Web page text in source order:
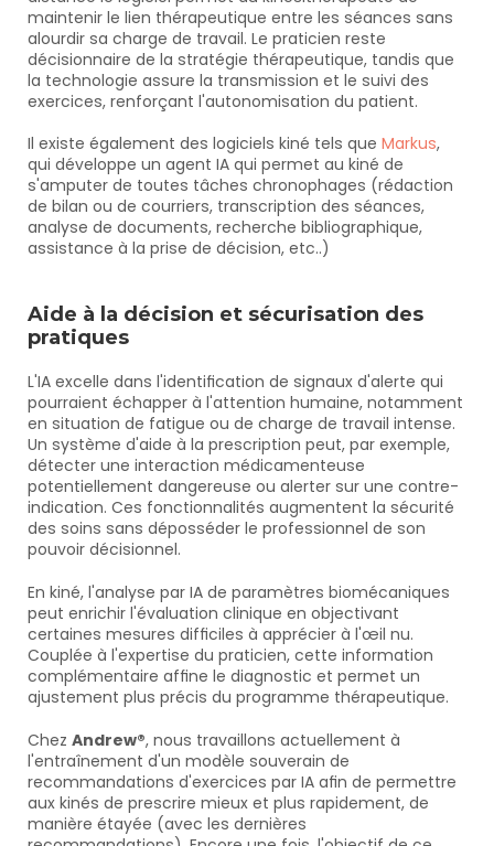
maintenir le lien thérapeutique entre les séances sans
alourdir sa charge de travail. Le praticien reste
décisionnaire de la stratégie thérapeutique, tandis que
la technologie assure la transmission et le suivi des
exercices, renforçant l'autonomisation du patient.
Il existe également des logiciels kiné tels que Markus,
qui développe un agent IA qui permet au kiné de
s'amputer de toutes tâches chronophages (rédaction
de bilan ou de courriers, transcription des séances,
analyse de documents, recherche bibliographique,
assistance à la prise de décision, etc..)
Aide à la décision et sécurisation des
pratiques
L'IA excelle dans l'identification de signaux d'alerte qui
pourraient échapper à l'attention humaine, notamment
en situation de fatigue ou de charge de travail intense.
Un système d'aide à la prescription peut, par exemple,
détecter une interaction médicamenteuse
potentiellement dangereuse ou alerter sur une contre-
indication. Ces fonctionnalités augmentent la sécurité
des soins sans déposséder le professionnel de son
pouvoir décisionnel.
En kiné, l'analyse par IA de paramètres biomécaniques
peut enrichir l'évaluation clinique en objectivant
certaines mesures difficiles à apprécier à l'œil nu.
Couplée à l'expertise du praticien, cette information
complémentaire affine le diagnostic et permet un
ajustement plus précis du programme thérapeutique.
Chez Andrew®, nous travaillons actuellement à
l'entraînement d'un modèle souverain de
recommandations d'exercices par IA afin de permettre
aux kinés de prescrire mieux et plus rapidement, de
manière étayée (avec les dernières